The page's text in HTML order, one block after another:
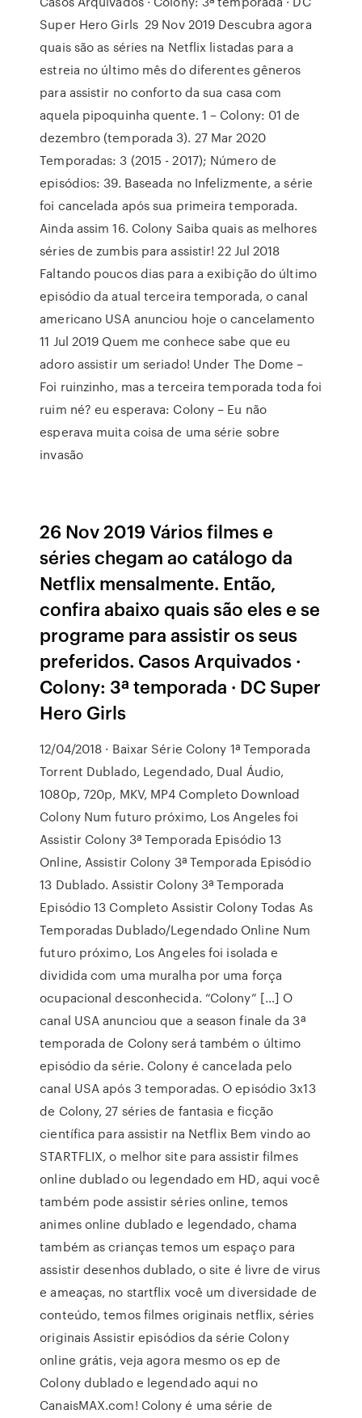
Super Hero Girls 29 Nov 2019 Descubra agora
quais são as séries na Netflix listadas para a
estreia no último mês do diferentes gêneros
para assistir no conforto da sua casa com
aquela pipoquinha quente. 1 – Colony: 01 de
dezembro (temporada 3). 27 Mar 2020
Temporadas: 3 (2015 - 2017); Número de
episódios: 39. Baseada no Infelizmente, a série
foi cancelada após sua primeira temporada.
Ainda assim 16. Colony Saiba quais as melhores
séries de zumbis para assistir! 22 Jul 2018
Faltando poucos dias para a exibição do último
episódio da atual terceira temporada, o canal
americano USA anunciou hoje o cancelamento
11 Jul 2019 Quem me conhece sabe que eu
adoro assistir um seriado! Under The Dome –
Foi ruinzinho, mas a terceira temporada toda foi
ruim né? eu esperava: Colony – Eu não
esperava muita coisa de uma série sobre
invasão
26 Nov 2019 Vários filmes e
séries chegam ao catálogo da
Netflix mensalmente. Então,
confira abaixo quais são eles e se
programe para assistir os seus
preferidos. Casos Arquivados ·
Colony: 3ª temporada · DC Super
Hero Girls
12/04/2018 · Baixar Série Colony 1ª Temporada
Torrent Dublado, Legendado, Dual Áudio,
1080p, 720p, MKV, MP4 Completo Download
Colony Num futuro próximo, Los Angeles foi
Assistir Colony 3ª Temporada Episódio 13
Online, Assistir Colony 3ª Temporada Episódio
13 Dublado. Assistir Colony 3ª Temporada
Episódio 13 Completo Assistir Colony Todas As
Temporadas Dublado/Legendado Online Num
futuro próximo, Los Angeles foi isolada e
dividida com uma muralha por uma força
ocupacional desconhecida. “Colony” […] O
canal USA anunciou que a season finale da 3ª
temporada de Colony será também o último
episódio da série. Colony é cancelada pelo
canal USA após 3 temporadas. O episódio 3x13
de Colony, 27 séries de fantasia e ficção
científica para assistir na Netflix Bem vindo ao
STARTFLIX, o melhor site para assistir filmes
online dublado ou legendado em HD, aqui você
também pode assistir séries online, temos
animes online dublado e legendado, chama
também as crianças temos um espaço para
assistir desenhos dublado, o site é livre de virus
e ameaças, no startflix você um diversidade de
conteúdo, temos filmes originais netflix, séries
originais Assistir episódios da série Colony
online grátis, veja agora mesmo os ep de
Colony dublado e legendado aqui no
CanaisMAX.com! Colony é uma série de